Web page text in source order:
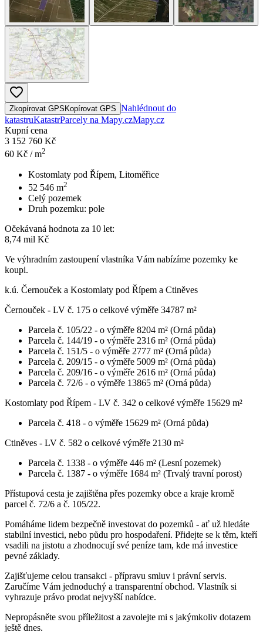
Zkopírovat GPS Kopírovat GPS Nahlédnout do
katastruKatastrParcely na Mapy.czMapy.cz
Kupní cena
3 152 760 Kč
60 Kč / m2
Kostomlaty pod Řípem, Litoměřice
52 546 m2
Celý pozemek
Druh pozemku: pole
Očekávaná hodnota za 10 let:
8,74 mil Kč
Ve výhradním zastoupení vlastníka Vám nabízíme pozemky ke
koupi.
k.ú. Černouček a Kostomlaty pod Řípem a Ctiněves
Černouček - LV č. 175 o celkové výměře 34787 m²
Parcela č. 105/22 - o výměře 8204 m² (Orná půda)
Parcela č. 144/19 - o výměře 2316 m² (Orná půda)
Parcela č. 151/5 - o výměře 2777 m² (Orná půda)
Parcela č. 209/15 - o výměře 5009 m² (Orná půda)
Parcela č. 209/16 - o výměře 2616 m² (Orná půda)
Parcela č. 72/6 - o výměře 13865 m² (Orná půda)
Kostomlaty pod Řípem - LV č. 342 o celkové výměře 15629 m²
Parcela č. 418 - o výměře 15629 m² (Orná půda)
Ctiněves - LV č. 582 o celkové výměře 2130 m²
Parcela č. 1338 - o výměře 446 m² (Lesní pozemek)
Parcela č. 1387 - o výměře 1684 m² (Trvalý travní porost)
Přístupová cesta je zajištěna přes pozemky obce a kraje kromě
parcel č. 72/6 a č. 105/22.
Pomáháme lidem bezpečně investovat do pozemků - ať už hledáte
stabilní investici, nebo půdu pro hospodaření. Přidejte se k těm, kteří
vsadili na jistotu a zhodnocují své peníze tam, kde má investice
pevné základy.
Zajišťujeme celou transakci - přípravu smluv i právní servis.
Zaručíme Vám jednoduchý a transparentní obchod. Vlastník si
vyhrazuje právo prodat nejvyšší nabídce.
Nepropásněte svou příležitost a zavolejte mi s jakýmkoliv dotazem
ještě dnes.